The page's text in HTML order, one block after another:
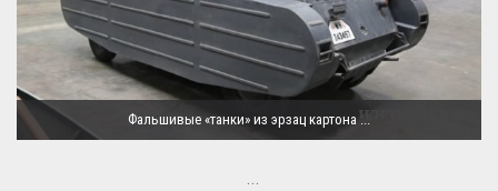
Фальшивые «танки» из эрзац картона ...
...